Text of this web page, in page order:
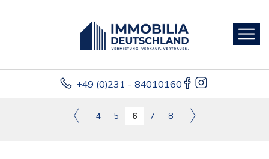
+49 (0)231 - 84010160
4 5 6 7 8